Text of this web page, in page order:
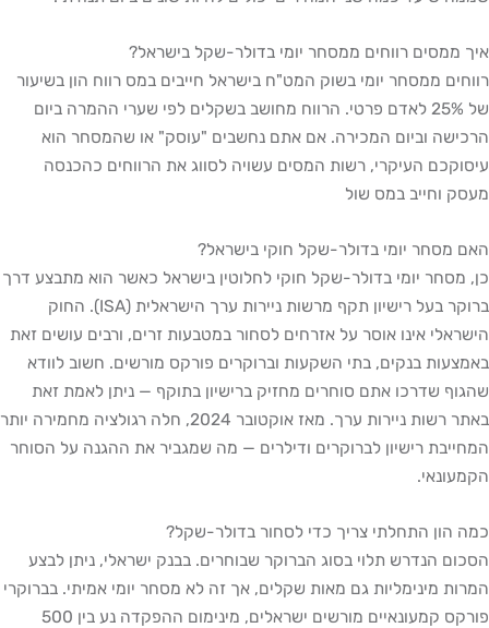
איך ממסים רווחים ממסחר יומי בדולר-שקל בישראל?
רווחים ממסחר יומי בשוק המט"ח בישראל חייבים במס רווח הון בשיעור
של 25% לאדם פרטי. הרווח מחושב בשקלים לפי שערי ההמרה ביום
הרכישה וביום המכירה. אם אתם נחשבים "עוסק" או שהמסחר הוא
עיסוקכם העיקרי, רשות המסים עשויה לסווג את הרווחים כהכנסה
מעסק וחייב במס שול
האם מסחר יומי בדולר-שקל חוקי בישראל?
כן, מסחר יומי בדולר-שקל חוקי לחלוטין בישראל כאשר הוא מתבצע דרך
ברוקר בעל רישיון תקף מרשות ניירות ערך הישראלית (ISA). החוק
הישראלי אינו אוסר על אזרחים לסחור במטבעות זרים, ורבים עושים זאת
באמצעות בנקים, בתי השקעות וברוקרים פורקס מורשים. חשוב לוודא
שהגוף שדרכו אתם סוחרים מחזיק ברישיון בתוקף — ניתן לאמת זאת
באתר רשות ניירות ערך. מאז אוקטובר 2024, חלה רגולציה מחמירה יותר
המחייבת רישיון לברוקרים ודילרים — מה שמגביר את ההגנה על הסוחר
הקמעונאי.
כמה הון התחלתי צריך כדי לסחור בדולר-שקל?
הסכום הנדרש תלוי בסוג הברוקר שבוחרים. בבנק ישראלי, ניתן לבצע
המרות מינימליות גם מאות שקלים, אך זה לא מסחר יומי אמיתי. בברוקרי
פורקס קמעונאיים מורשים ישראלים, מינימום ההפקדה נע בין 500